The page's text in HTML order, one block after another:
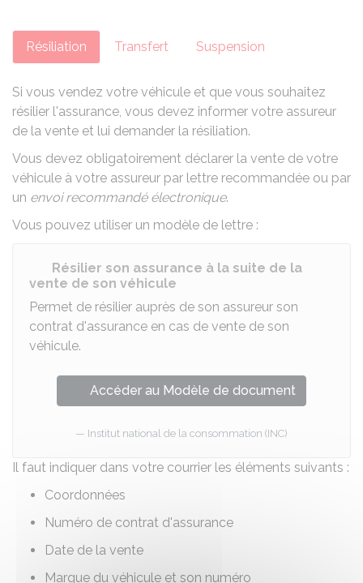
Résiliation Transfert Suspension
Si vous vendez votre véhicule et que vous souhaitez
résilier l'assurance, vous devez informer votre assureur
de la vente et lui demander la résiliation.
Vous devez obligatoirement déclarer la vente de votre
véhicule à votre assureur par lettre recommandée ou par
un envoi recommandé électronique.
Vous pouvez utiliser un modèle de lettre :
Résilier son assurance à la suite de la
vente de son véhicule
Permet de résilier auprès de son assureur son
contrat d'assurance en cas de vente de son
véhicule.
Accéder au Modèle de document
Institut national de la consommation (INC)
Il faut indiquer dans votre courrier les éléments suivants :
Coordonnées
Numéro de contrat d'assurance
Date de la vente
Marque du véhicule et son numéro